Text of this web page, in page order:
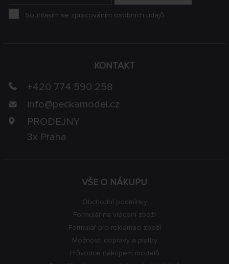
VŠE O NÁKUPU
Obchodní podmínky
Formulář na vrácení zboží
Formulář pro reklamaci zboží
Možnosti dopravy a platby
Průvodce nákupem modelů
KONTAKT
+420 774 590 258
info@peckamodel.cz
PRODEJNY
3x Praha
Souhlasím se zpracováním osobních údajů